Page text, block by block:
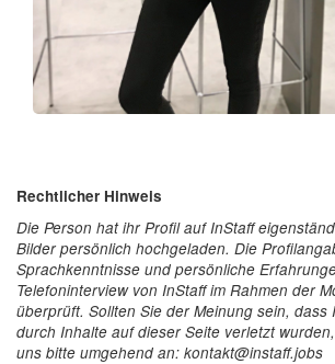
Rechtlicher Hinweis
Die Person hat ihr Profil auf InStaff
Bilder persönlich hochgeladen. Die
Sprachkenntnisse und persönliche
Telefoninterview von InStaff im Rahmen der
überprüft. Sollten Sie der Meinung sein,
durch Inhalte auf dieser Seite verletzt
uns bitte umgehend an: kontakt@instaff.jobs